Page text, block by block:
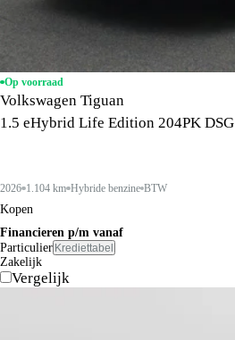
Op voorraad
Volkswagen Tiguan
1.5 eHybrid Life Edition 204PK DSG
2026 1.104 km Hybride benzine BTW
Kopen
Financieren p/m vanaf
Particulier Krediettabel
Zakelijk
Vergelijk